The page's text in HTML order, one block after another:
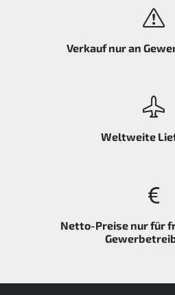
Verkauf nur an
Weltweite
Netto-Preise nur für